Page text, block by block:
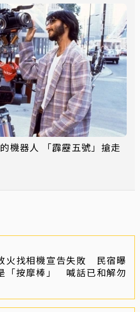
機器人 「霹靂五號」搶走
火找相機宣告失敗 民宿曝
「按摩棒」 喊話已和解勿